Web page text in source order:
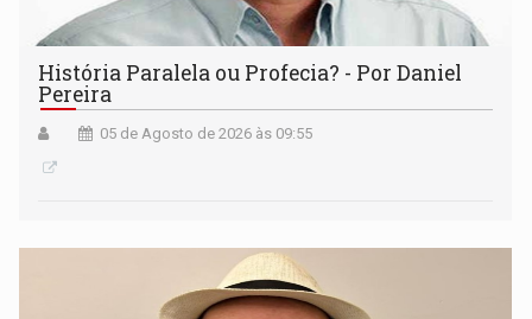
História Paralela ou Profecia? - Por Daniel
Pereira
05 de Agosto de 2026 às 09:55